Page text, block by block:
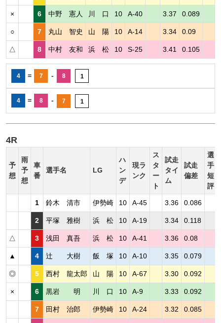
× 6 中野 憲人 川 口 10 A-40 3.37 0.089
○ 7 丸山 智史 山 陽 10 A-14 3.34 0.09
△ 8 中村 友和 浜 松 10 S-25 3.41 0.105
4 = 7 - 8 1
4 = 8 - 7 1
4R
予
想
雨
予
想
車
番
選手名 LG
ハ
ン
デ
現ラ
ンク
ス
タ
ー
ト
試走
タイ
ム
試走
偏差
選
手
短
評
1 鈴木 清市 伊勢崎 10 A-45 3.36 0.086
2 平塚 雅樹 浜 松 10 A-19 3.34 0.118
△ 3 浅田 真吾 浜 松 10 A-41 3.36 0.08
▲ 4 辻 大樹 飯 塚 10 A-10 3.35 0.079
◎ 5 西村 龍太郎 山 陽 10 A-67 3.30 0.092
× 6 黒岩 明 川 口 10 A-9 3.33 0.092
7 田村 治郎 伊勢崎 10 A-24 3.32 0.085